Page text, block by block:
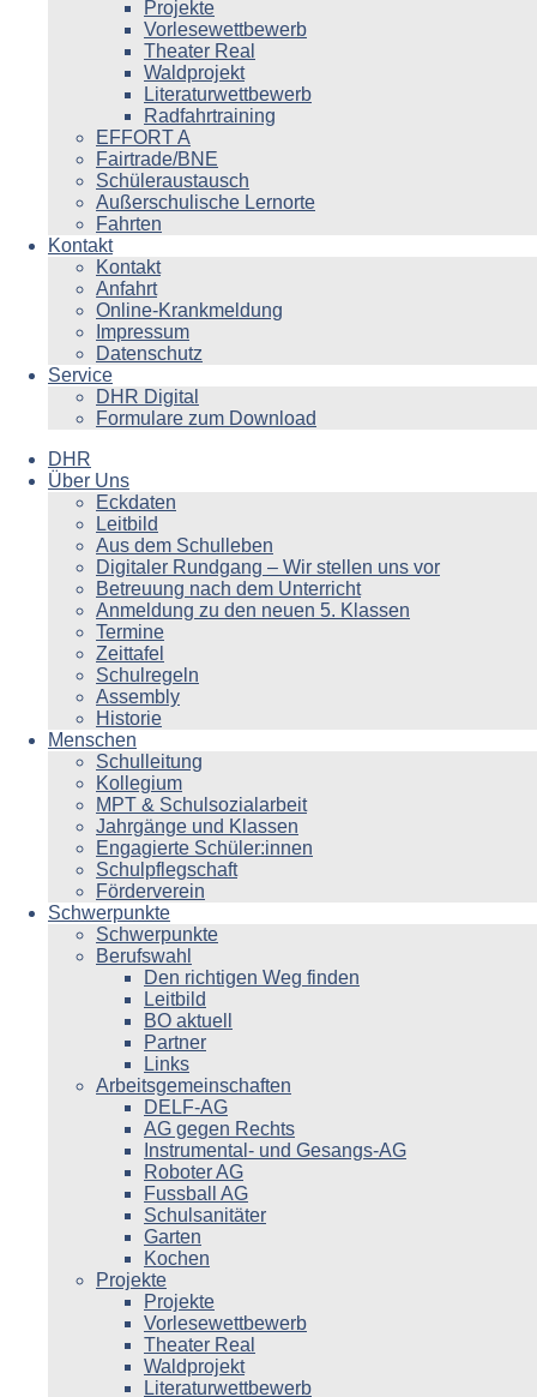
Projekte
Vorlesewettbewerb
Theater Real
Waldprojekt
Literaturwettbewerb
Radfahrtraining
EFFORT A
Fairtrade/BNE
Schüleraustausch
Außerschulische Lernorte
Fahrten
Kontakt
Kontakt
Anfahrt
Online-Krankmeldung
Impressum
Datenschutz
Service
DHR Digital
Formulare zum Download
DHR
Über Uns
Eckdaten
Leitbild
Aus dem Schulleben
Digitaler Rundgang – Wir stellen uns vor
Betreuung nach dem Unterricht
Anmeldung zu den neuen 5. Klassen
Termine
Zeittafel
Schulregeln
Assembly
Historie
Menschen
Schulleitung
Kollegium
MPT & Schulsozialarbeit
Jahrgänge und Klassen
Engagierte Schüler:innen
Schulpflegschaft
Förderverein
Schwerpunkte
Schwerpunkte
Berufswahl
Den richtigen Weg finden
Leitbild
BO aktuell
Partner
Links
Arbeitsgemeinschaften
DELF-AG
AG gegen Rechts
Instrumental- und Gesangs-AG
Roboter AG
Fussball AG
Schulsanitäter
Garten
Kochen
Projekte
Projekte
Vorlesewettbewerb
Theater Real
Waldprojekt
Literaturwettbewerb